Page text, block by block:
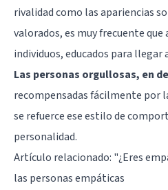
rivalidad como las apariencias
valorados, es muy frecuente que
individuos, educados para llegar
Las personas orgullosas, en
recompensadas fácilmente por
se refuerce ese estilo de
personalidad.
Artículo relacionado: "¿Eres
las personas empáticas